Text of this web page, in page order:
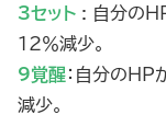
3セット : 自分の
12％減少。
9覚醒：自分の
減少。